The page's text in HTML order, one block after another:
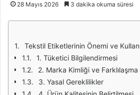
28 Mayıs 2026 3 dakika okuma süresi
Tekstil Etiketlerinin Önemi ve
1. Tüketici Bilgilendirmesi
2. Marka Kimliği ve Farklılaşma
3. Yasal Gereklilikler